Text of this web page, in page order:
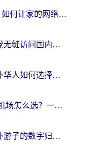
Openwrt 回国：在海外，如何让家的网络触手可及
香港翻墙回内地：海外党无缝访问国内资源的加速器选择全攻略
迅游和回国好用吗？海外华人如何选择靠谱的回国加速器
海外党必看：Clash回国机场怎么选？一篇搞定无缝访问国内资源的全攻略
穿梭和松果哪个好？海外游子的数字归乡路，到底该怎么选